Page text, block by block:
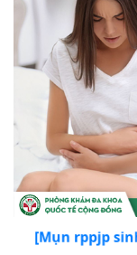
[Mụn rppjp